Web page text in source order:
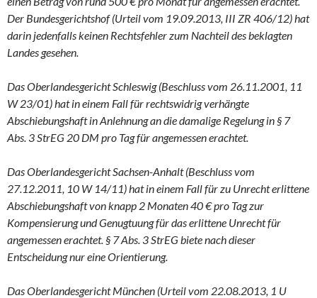
Der Bundesgerichtshof (Urteil vom 19.09.2013, III ZR 406/12) hat
darin jedenfalls keinen Rechtsfehler zum Nachteil des beklagten
Landes gesehen.
Das Oberlandesgericht Schleswig (Beschluss vom 26.11.2001, 11
W 23/01) hat in einem Fall für rechtswidrig verhängte
Abschiebungshaft in Anlehnung an die damalige Regelung in § 7
Abs. 3 StrEG 20 DM pro Tag für angemessen erachtet.
Das Oberlandesgericht Sachsen-Anhalt (Beschluss vom
27.12.2011, 10 W 14/11) hat in einem Fall für zu Unrecht erlittene
Abschiebungshaft von knapp 2 Monaten 40 € pro Tag zur
Kompensierung und Genugtuung für das erlittene Unrecht für
angemessen erachtet. § 7 Abs. 3 StrEG biete nach dieser
Entscheidung nur eine Orientierung.
Das Oberlandesgericht München (Urteil vom 22.08.2013, 1 U